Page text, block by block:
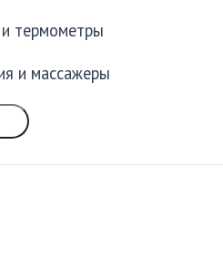
термометры
и массажеры